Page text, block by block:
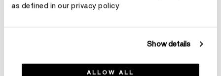
as defined in our privacy policy
Show details
ALLOW ALL